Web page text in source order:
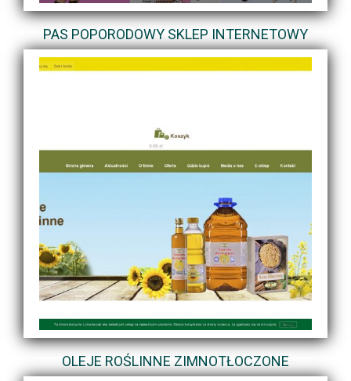
PAS POPORODOWY SKLEP INTERNETOWY
OLEJE ROŚLINNE ZIMNOTŁOCZONE